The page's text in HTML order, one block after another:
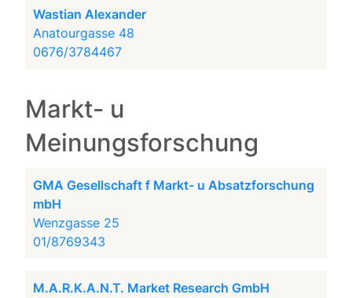
Wastian Alexander
Anatourgasse 48
0676/3784467
Markt- u
Meinungsforschung
GMA Gesellschaft f Markt- u Absatzforschung
mbH
Wenzgasse 25
01/8769343
M.A.R.K.A.N.T. Market Research GmbH